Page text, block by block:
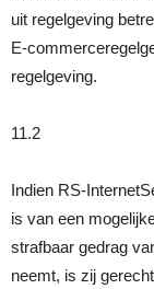
uit regelgeving
E-
regelgeving.
11.2
Indien RS-
is van een
strafbaar gedrag
neemt, is zij